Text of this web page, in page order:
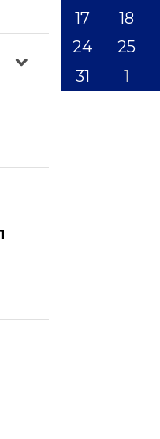
17
18
24
25
31
1